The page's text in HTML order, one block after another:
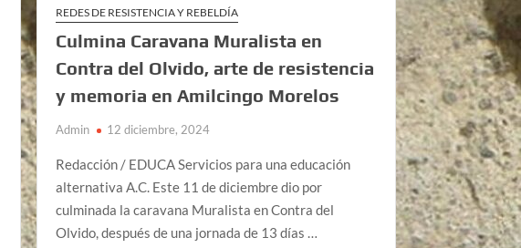
REDES DE RESISTENCIA Y REBELDÍA
Culmina Caravana Muralista en
Contra del Olvido, arte de resistencia
y memoria en Amilcingo Morelos
Admin 12 diciembre, 2024
Redacción / EDUCA Servicios para una educación
alternativa A.C. Este 11 de diciembre dio por
culminada la caravana Muralista en Contra del
Olvido, después de una jornada de 13 días …